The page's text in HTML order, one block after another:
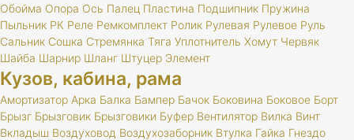
Обойма Опора Ось Палец Пластина Подшипник Пружина
Пыльник РК Реле Ремкомплект Ролик Рулевая Рулевое Руль
Сальник Сошка Стремянка Тяга Уплотнитель Хомут Червяк
Шайба Шарнир Шланг Штуцер Элемент
Кузов, кабина, рама
Амортизатор Арка Балка Бампер Бачок Боковина Боковое Борт
Брызг Брызговик Брызговики Буфер Вентилятор Вилка Винт
Вкладыш Воздуховод Воздухозаборник Втулка Гайка Гнездо